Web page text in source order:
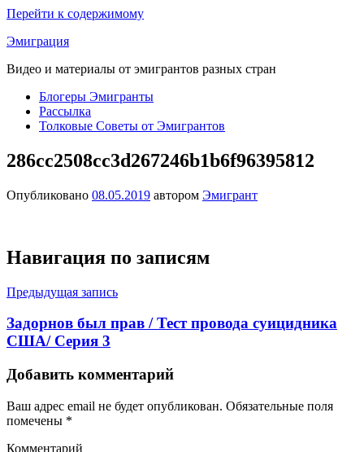
Перейти к содержимому
Эмиграция
Видео и материалы от эмигрантов разных стран
Блогеры Эмигранты
Рассылка
Толковые Советы от Эмигрантов
286cc2508cc3d267246b1b6f96395812
Опубликовано 08.05.2019 автором Эмигрант
Навигация по записям
Предыдущая запись
Задорнов был прав / Тест провода суицидника
США/ Серия 3
Добавить комментарий
Ваш адрес email не будет опубликован. Обязательные поля
помечены *
Комментарий